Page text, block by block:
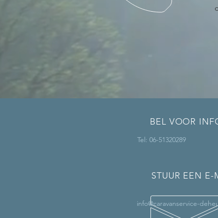
BEL VOOR
Tel: 06-51320289
STUUR EEN E-
info@caravanservice-